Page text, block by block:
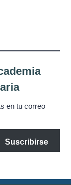
en tu correo
Suscribirse